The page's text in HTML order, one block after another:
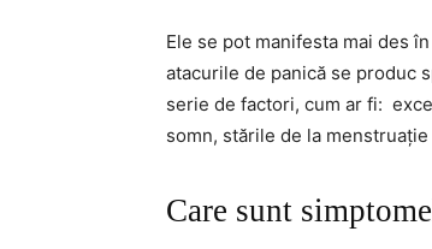
Ele se pot manifesta mai des
atacurile de panică se produc
serie de factori, cum ar fi:
somn, stările de la
Care sunt